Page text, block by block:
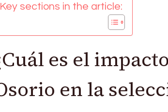
Key sections in the article:
es el
en la